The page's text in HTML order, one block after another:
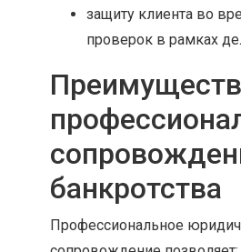
защиту клиента во
проверок в рамках
банкротства
Профессиональное